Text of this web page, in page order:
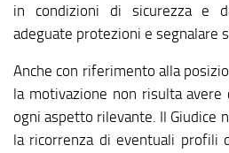
in condizioni di sicurezza e
adeguate protezioni e segnalare
Anche con riferimento alla
la motivazione non risulta avere
ogni aspetto rilevante. Il Giudice
la ricorrenza di eventuali profili